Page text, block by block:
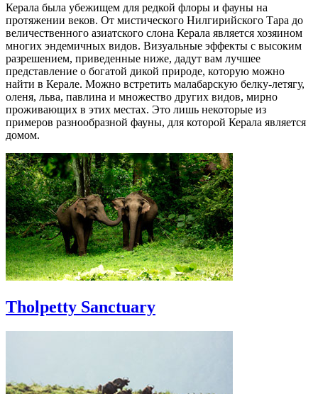
Керала была убежищем для редкой флоры и фауны на
протяжении веков. От мистического Нилгирийского Тара до
величественного азиатского слона Керала является хозяином
многих эндемичных видов. Визуальные эффекты с высоким
разрешением, приведенные ниже, дадут вам лучшее
представление о богатой дикой природе, которую можно
найти в Керале. Можно встретить малабарскую белку-летягу,
оленя, льва, павлина и множество других видов, мирно
проживающих в этих местах. Это лишь некоторые из
примеров разнообразной фауны, для которой Керала является
домом.
Tholpetty Sanctuary